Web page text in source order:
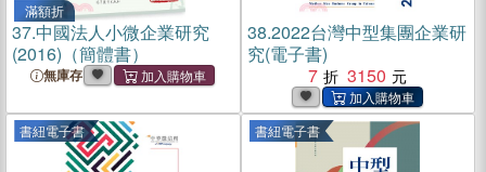
滿額折
37.中國法人小微企業研究
(2016)（簡體書）
無庫存
38.2022台灣中型集團企業研
究(電子書)
7
3150
書紐電子書 書紐電子書